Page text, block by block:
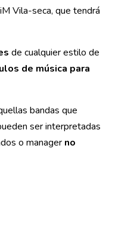
Vila-seca, que tendrá
de cualquier estilo de
de música para
bandas que
ser interpretadas
o manager no